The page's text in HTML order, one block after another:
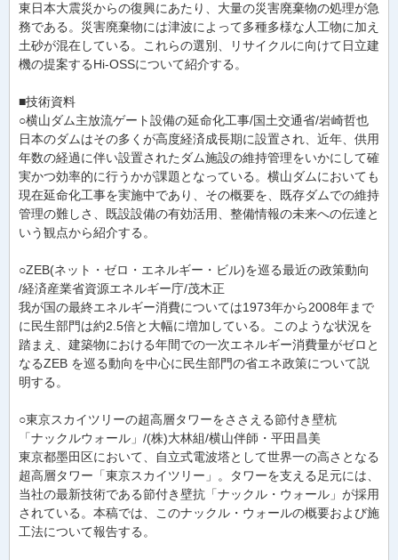
東日本大震災からの復興にあたり、大量の災害廃棄物の処理が急
務である。災害廃棄物には津波によって多種多様な人工物に加え
土砂が混在している。これらの選別、リサイクルに向けて日立建
機の提案するHi-OSSについて紹介する。
■技術資料
○横山ダム主放流ゲート設備の延命化工事/国土交通省/岩崎哲也
日本のダムはその多くが高度経済成長期に設置され、近年、供用
年数の経過に伴い設置されたダム施設の維持管理をいかにして確
実かつ効率的に行うかが課題となっている。横山ダムにおいても
現在延命化工事を実施中であり、その概要を、既存ダムでの維持
管理の難しさ、既設設備の有効活用、整備情報の未来への伝達と
いう観点から紹介する。
○ZEB(ネット・ゼロ・エネルギー・ビル)を巡る最近の政策動向
/経済産業省資源エネルギー庁/茂木正
我が国の最終エネルギー消費については1973年から2008年まで
に民生部門は約2.5倍と大幅に増加している。このような状況を
踏まえ、建築物における年間での一次エネルギー消費量がゼロと
なるZEB を巡る動向を中心に民生部門の省エネ政策について説
明する。
○東京スカイツリーの超高層タワーをささえる節付き壁杭
「ナックルウォール」/(株)大林組/横山伴師・平田昌美
東京都墨田区において、自立式電波塔として世界一の高さとなる
超高層タワー「東京スカイツリー」。タワーを支える足元には、
当社の最新技術である節付き壁抗「ナックル・ウォール」が採用
されている。本稿では、このナックル・ウォールの概要および施
工法について報告する。